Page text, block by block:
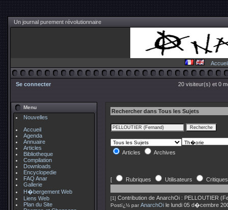
Un journal purement révolutionnaire
Accueil
Se connecter 20 visiteur(s) et 0
Menu
Nouvelles
Accueil
Agenda
Annuaire
Articles
Bibliotheque
Compilation
Downloads
Encyclopedie
FAQ Anar
Gallerie
H�bergement Web
Liens Web
Plan du Site
Rechercher dans Tous les Sujets
Articles Archives
[ Rubriques Utilisateurs
[1] Contribution de AnarchOi : PELLOUTIER
Postï¿½ par AnarchOi le lundi 05 d�cembre